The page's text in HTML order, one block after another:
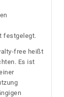
festgelegt.
free heißt
Es ist